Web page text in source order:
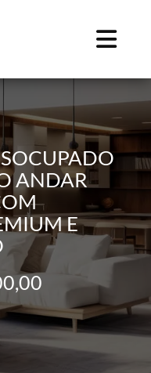
ANDAR
E